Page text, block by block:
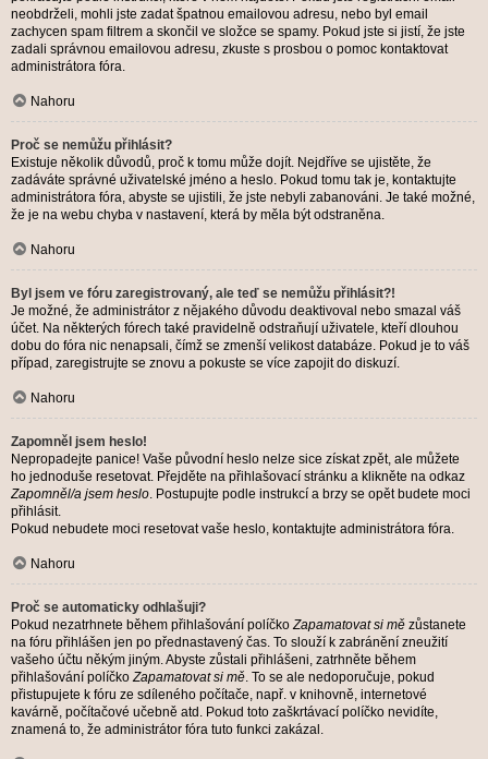
neobdrželi, mohli jste zadat špatnou emailovou adresu, nebo byl email
zachycen spam filtrem a skončil ve složce se spamy. Pokud jste si jistí, že jste
zadali správnou emailovou adresu, zkuste s prosbou o pomoc kontaktovat
administrátora fóra.
Nahoru
Proč se nemůžu přihlásit?
Existuje několik důvodů, proč k tomu může dojít. Nejdříve se ujistěte, že
zadáváte správné uživatelské jméno a heslo. Pokud tomu tak je, kontaktujte
administrátora fóra, abyste se ujistili, že jste nebyli zabanováni. Je také možné,
že je na webu chyba v nastavení, která by měla být odstraněna.
Nahoru
Byl jsem ve fóru zaregistrovaný, ale teď se nemůžu přihlásit?!
Je možné, že administrátor z nějakého důvodu deaktivoval nebo smazal váš
účet. Na některých fórech také pravidelně odstraňují uživatele, kteří dlouhou
dobu do fóra nic nenapsali, čímž se zmenší velikost databáze. Pokud je to váš
případ, zaregistrujte se znovu a pokuste se více zapojit do diskuzí.
Nahoru
Zapomněl jsem heslo!
Nepropadejte panice! Vaše původní heslo nelze sice získat zpět, ale můžete
ho jednoduše resetovat. Přejděte na přihlašovací stránku a klikněte na odkaz
Zapomněl/a jsem heslo. Postupujte podle instrukcí a brzy se opět budete moci
přihlásit.
Pokud nebudete moci resetovat vaše heslo, kontaktujte administrátora fóra.
Nahoru
Proč se automaticky odhlašuji?
Pokud nezatrhnete během přihlašování políčkoZapamatovat si mě zůstanete
na fóru přihlášen jen po přednastavený čas. To slouží k zabránění zneužití
vašeho účtu někým jiným. Abyste zůstali přihlášeni, zatrhněte během
přihlašování políčkoZapamatovat si mě. To se ale nedoporučuje, pokud
přistupujete k fóru ze sdíleného počítače, např. v knihovně, internetové
kavárně, počítačové učebně atd. Pokud toto zaškrtávací políčko nevidíte,
znamená to, že administrátor fóra tuto funkci zakázal.